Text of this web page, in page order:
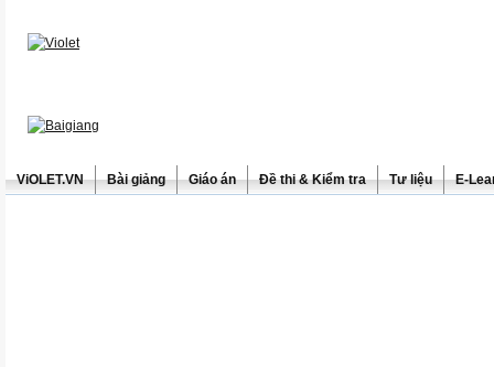
ViOLET.VN Bài giảng Giáo án Đề thi & Kiểm tra Tư liệu E-